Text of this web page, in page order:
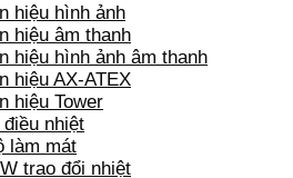
hiệu hình ảnh
hiệu âm thanh
hiệu hình ảnh âm thanh
hiệu AX-ATEX
hiệu Tower
nhiệt
làm mát
trao đổi nhiệt